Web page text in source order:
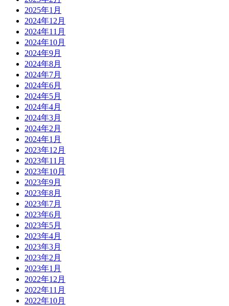
2025年1月
2024年12月
2024年11月
2024年10月
2024年9月
2024年8月
2024年7月
2024年6月
2024年5月
2024年4月
2024年3月
2024年2月
2024年1月
2023年12月
2023年11月
2023年10月
2023年9月
2023年8月
2023年7月
2023年6月
2023年5月
2023年4月
2023年3月
2023年2月
2023年1月
2022年12月
2022年11月
2022年10月